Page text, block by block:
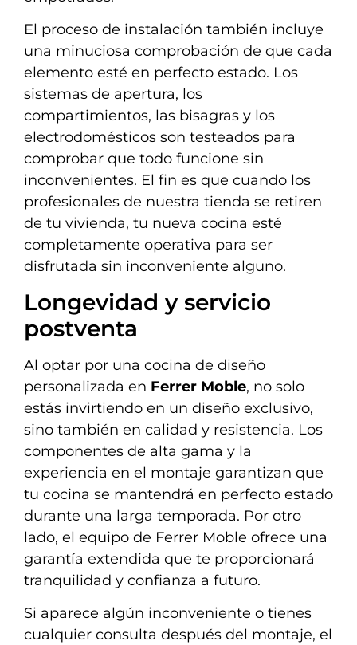
El proceso de instalación también incluye
una minuciosa comprobación de que cada
elemento esté en perfecto estado. Los
sistemas de apertura, los
compartimientos, las bisagras y los
electrodomésticos son testeados para
comprobar que todo funcione sin
inconvenientes. El fin es que cuando los
profesionales de nuestra tienda se retiren
de tu vivienda, tu nueva cocina esté
completamente operativa para ser
disfrutada sin inconveniente alguno.
Longevidad y servicio
postventa
Al optar por una cocina de diseño
personalizada en Ferrer Moble, no solo
estás invirtiendo en un diseño exclusivo,
sino también en calidad y resistencia. Los
componentes de alta gama y la
experiencia en el montaje garantizan que
tu cocina se mantendrá en perfecto estado
durante una larga temporada. Por otro
lado, el equipo de Ferrer Moble ofrece una
garantía extendida que te proporcionará
tranquilidad y confianza a futuro.
Si aparece algún inconveniente o tienes
cualquier consulta después del montaje, el